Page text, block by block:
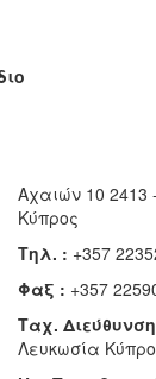
Αχαιών 10
Κύπρος
Τηλ. : +357
Φαξ : +357
Ταχ.
Λευκωσία